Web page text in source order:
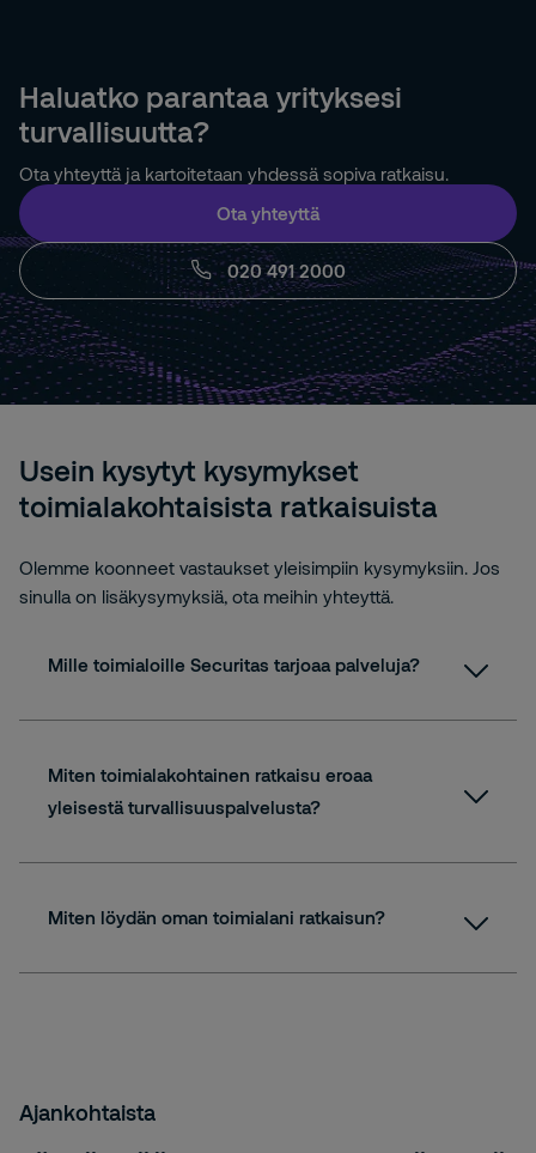
Haluatko parantaa yrityksesi
turvallisuutta?
Ota yhteyttä ja kartoitetaan yhdessä sopiva ratkaisu.
020 491 2000
Ota yhteyttä
Usein kysytyt kysymykset
toimialakohtaisista ratkaisuista
Olemme koonneet vastaukset yleisimpiin kysymyksiin. Jos
sinulla on lisäkysymyksiä, ota meihin yhteyttä.
Mille toimialoille Securitas tarjoaa palveluja?
Miten toimialakohtainen ratkaisu eroaa
yleisestä turvallisuuspalvelusta?
Miten löydän oman toimialani ratkaisun?
Ajankohtaista